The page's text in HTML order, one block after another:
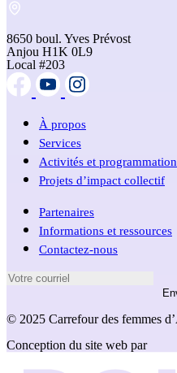
8650 boul. Yves Prévost
Anjou H1K 0L9
Local #203
À propos
Services
Activités et programmation
Projets d’impact collectif
Partenaires
Informations et ressources
Contactez-nous
© 2025 Carrefour des femmes
Conception du site web par